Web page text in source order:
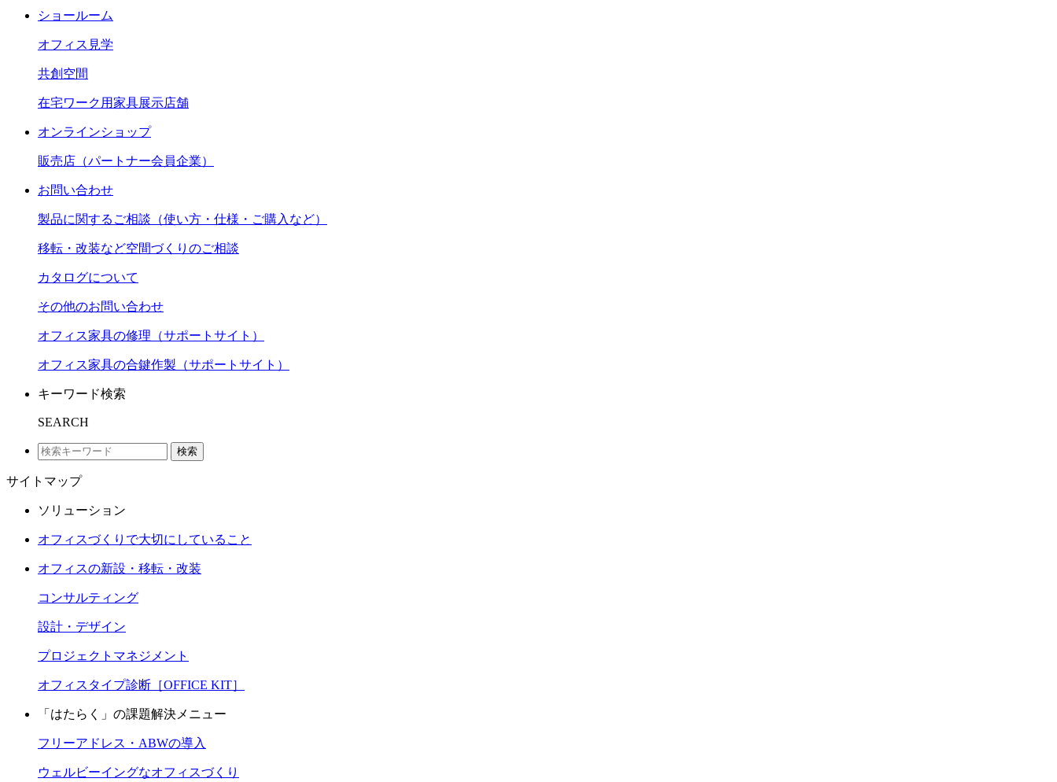
ショールーム
オフィス見学
共創空間
在宅ワーク用家具展示店舗
オンラインショップ
販売店（パートナー会員企業）
お問い合わせ
製品に関するご相談（使い方・仕様・ご購入など）
移転・改装など空間づくりのご相談
カタログについて
その他のお問い合わせ
オフィス家具の修理（サポートサイト）
オフィス家具の合鍵作製（サポートサイト）
キーワード検索
SEARCH
検索
サイトマップ
ソリューション
オフィスづくりで大切にしていること
オフィスの新設・移転・改装
コンサルティング
設計・デザイン
プロジェクトマネジメント
オフィスタイプ診断［OFFICE KIT］
「はたらく」の課題解決メニュー
フリーアドレス・ABWの導入
ウェルビーイングなオフィスづくり